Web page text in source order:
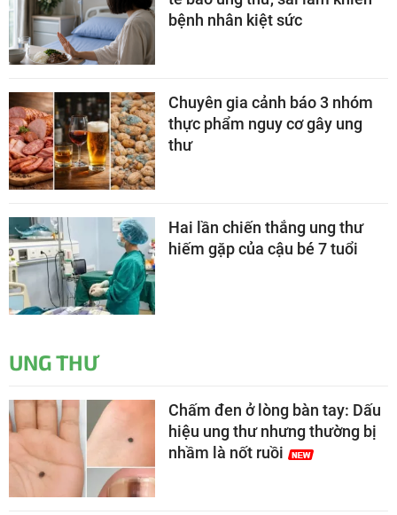
bệnh nhân kiệt sức
Chuyên gia cảnh báo 3 nhóm
thực phẩm nguy cơ gây ung
thư
Hai lần chiến thắng ung thư
hiếm gặp của cậu bé 7 tuổi
UNG THƯ
Chấm đen ở lòng bàn tay: Dấu
hiệu ung thư nhưng thường bị
nhầm là nốt ruồi